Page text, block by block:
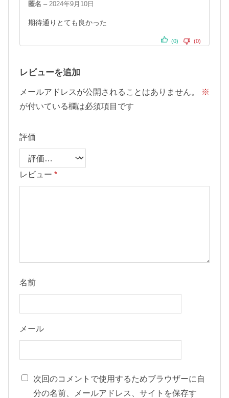
5段階中5の
匿名 – 2024年9月10日
期待通りとても良かった
(0) (0)
レビューを追加
メールアドレスが公開されることはありません。
※
が付いている欄は必須項目です
評価
レビュー *
名前
メール
次回のコメントで使用するためブラウザーに自
分の名前、メールアドレス、サイトを保存す